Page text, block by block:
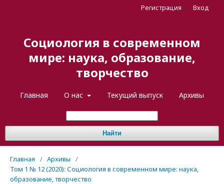
Социология в современном
мире: наука, образование,
творчество
Главная О нас Текущий выпуск Архивы
Найти
Регистрация Вход
Главная / Архивы
/
Том 1 № 12 (2020): Социология в современном мире: наука,
образование, творчество